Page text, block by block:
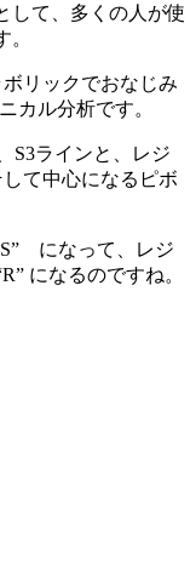
して、多くの人が使
リックでおなじみ
カル分析です。
S3ラインと、レジ
て中心になるピボ
になって、レジ
になるのですね。